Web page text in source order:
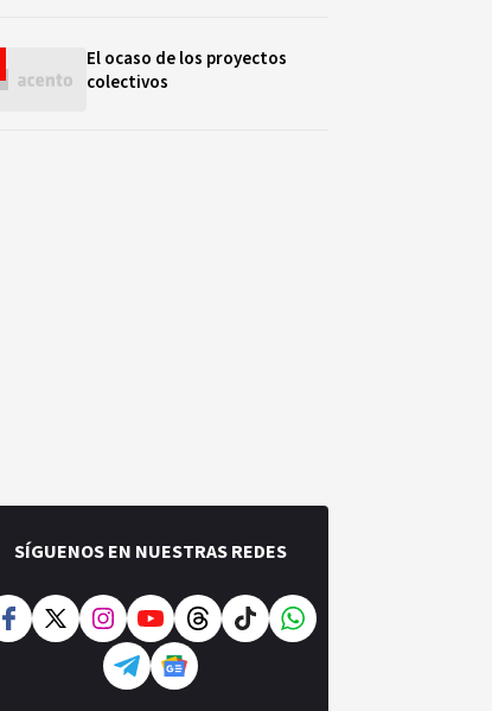
El ocaso de los proyectos
colectivos
SÍGUENOS EN NUESTRAS REDES